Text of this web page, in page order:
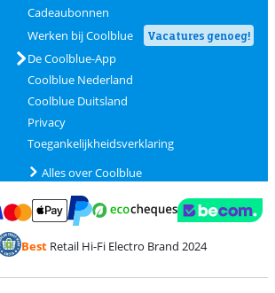
Cadeaubonnen
Werken bij Coolblue
Vacatures genoeg!
De Coolblue-App
Coolblue Nederland
Coolblue Duitsland
Privacy
Toegankelijkheidsverklaring
Alles over Coolblue
en Visa via ClickToPay
Betalen met PayPal
BestRetail Hi-Fi Electro Brand 2024